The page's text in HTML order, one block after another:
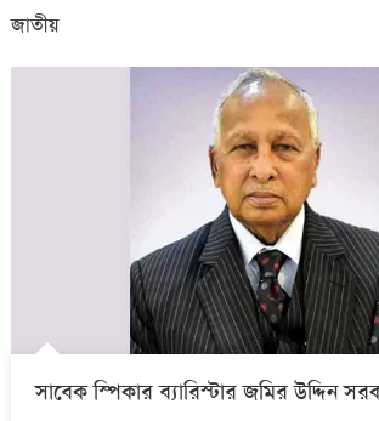
জাতীয়
সাবেক স্পিকার ব্যারিস্টার জমির উদ্দিন